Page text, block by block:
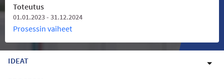
Toteutus
01.01.2023 - 31.12.2024
Prosessin vaiheet
IDEAT